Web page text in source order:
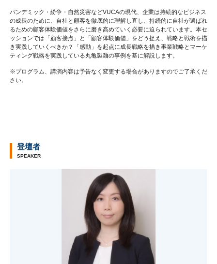
パンデミック・紛争・自然災害などVUCAの現代、企業は持続的なビジネス
の成長のために、自社と顧客を徹底的に理解し直し、持続的に自社が選ばれ
るための顧客体験価値をさらに磨き高めていく必要に迫られています。本セ
ッションでは「顧客接点」と「顧客体験価値」をどう捉え、戦略と戦術を描
き実践していくべきか？「感動」を起点に成長戦略を描き事業戦略とマーケ
ティング戦略を実践している丸亀製麺の事例を基に解説します。
※プログラム、講演内容は予告なく変更する場合がありますのでご了承くだ
さい。
登壇者
SPEAKER